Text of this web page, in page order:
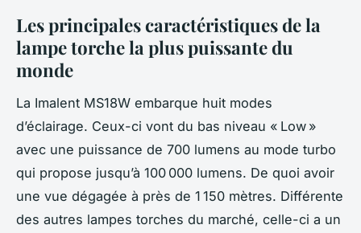
Les principales caractéristiques de la
lampe torche la plus puissante du
monde
La Imalent MS18W embarque huit modes
d’éclairage. Ceux-ci vont du bas niveau « Low »
avec une puissance de 700 lumens au mode turbo
qui propose jusqu’à 100 000 lumens. De quoi avoir
une vue dégagée à près de 1 150 mètres. Différente
des autres lampes torches du marché, celle-ci a un